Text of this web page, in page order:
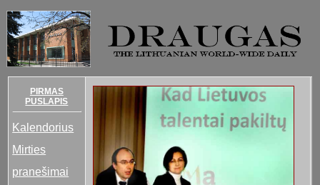
PIRMAS
PUSLAPIS
Kalendorius
Mirties
pranešimai